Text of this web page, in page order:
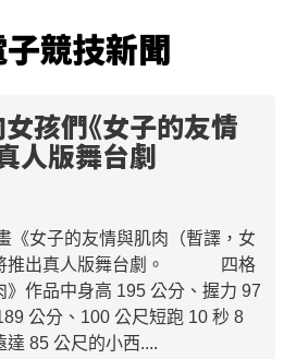
競技新聞
孩們《女子的友情
人版舞台劇
女子的友情與肌肉（暫譯，女
將推出真人版舞台劇。 四格
作品中身高 195 公分、握力 97
公分、100 公尺短跑 10 秒 8
85 公尺的小西....